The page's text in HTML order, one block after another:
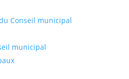
Conseil municipal
municipal